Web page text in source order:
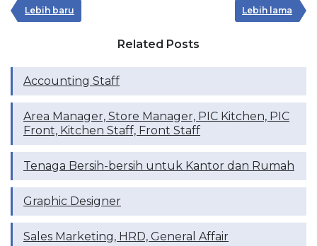
Lebih baru Lebih lama
Related Posts
Accounting Staff
Area Manager, Store Manager, PIC Kitchen, PIC
Front, Kitchen Staff, Front Staff
Tenaga Bersih-bersih untuk Kantor dan Rumah
Graphic Designer
Sales Marketing, HRD, General Affair